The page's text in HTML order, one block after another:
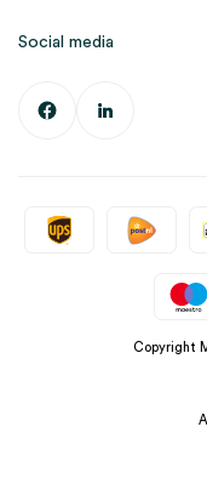
Social media
Copyright